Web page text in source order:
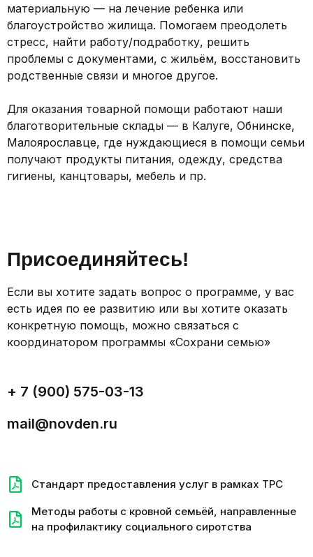
материальную — на лечение ребенка или
благоустройство жилища. Помогаем преодолеть
стресс, найти работу/подработку, решить
проблемы с документами, с жильём, восстановить
родственные связи и многое другое.
Для оказания товарной помощи работают наши
благотворительные склады — в Калуге, Обнинске,
Малоярославце, где нуждающиеся в помощи семьи
получают продукты питания, одежду, средства
гигиены, канцтовары, мебель и пр.
Присоединяйтесь!
Если вы хотите задать вопрос о программе, у вас
есть идея по ее развитию или вы хотите оказать
конкретную помощь, можно связаться с
координатором программы «Сохрани семью»
+ 7 (900) 575-03-13
mail@novden.ru
Стандарт предоставления услуг в рамках ТРС
Методы работы с кровной семьёй, направленные
на профилактику социального сиротства